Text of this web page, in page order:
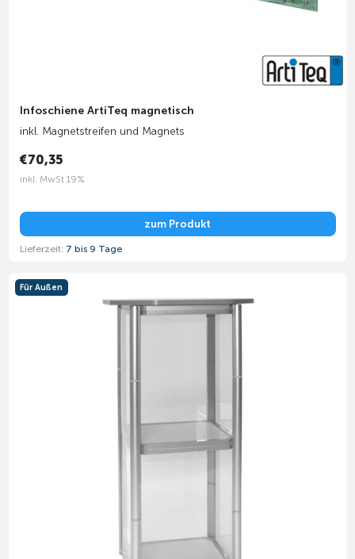
Infoschiene ArtiTeq magnetisch
inkl. Magnetstreifen und Magnets
€70,35
inkl. MwSt 19%
zum Produkt
Lieferzeit: 7 bis 9 Tage
Für Außen